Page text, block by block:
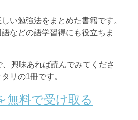
い勉強法をまとめた書籍です。
などの語学習得にも役立ちま
興味あれば読んでみてくださ
リの1冊です。
無料で受け取る